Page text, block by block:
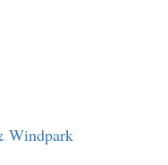
Windpark